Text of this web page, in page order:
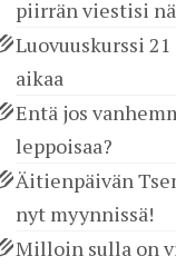
piirrän viestisi
Luovuuskurssi 21
aikaa
Entä jos
leppoisaa?
Äitienpäivän
nyt myynnissä!
Milloin sulla on